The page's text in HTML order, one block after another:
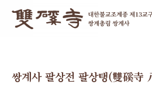
쌍계사 팔상전 팔상탱(雙磎寺